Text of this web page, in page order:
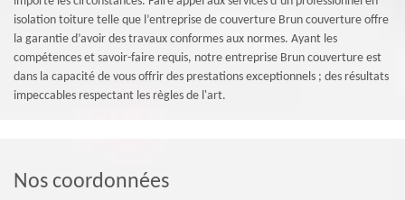
isolation toiture telle que l’entreprise de couverture Brun couverture offre
la garantie d’avoir des travaux conformes aux normes. Ayant les
compétences et savoir-faire requis, notre entreprise Brun couverture est
dans la capacité de vous offrir des prestations exceptionnels ; des résultats
impeccables respectant les règles de l'art.
Nos coordonnées